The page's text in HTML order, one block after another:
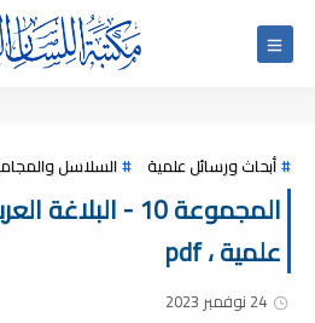
أبحاث ورسائل علمية السلاسل
المجموعة 10 -
علمية ، pdf
24 نوفمبر 2023